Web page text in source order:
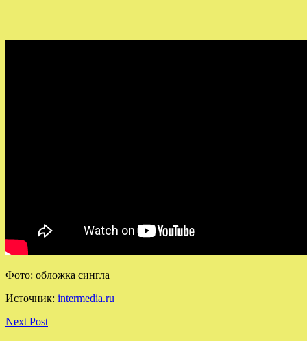
Фото: обложка сингла
Источник: intermedia.ru
Next Post